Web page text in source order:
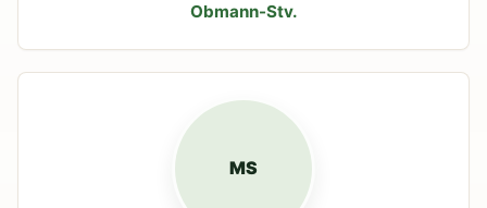
Obmann-Stv.
MS